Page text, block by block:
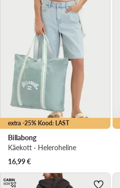
extra -25% Kood: LAST
Billabong
Käekott · Heleroheline
16,99€